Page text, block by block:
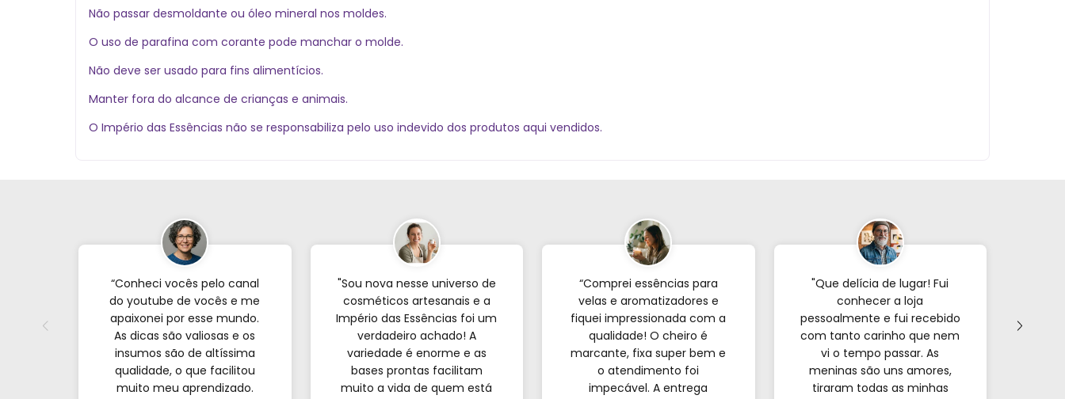
Não passar desmoldante ou óleo mineral nos moldes.
O uso de parafina com corante pode manchar o molde.
Não deve ser usado para fins alimentícios.
Manter fora do alcance de crianças e animais.
O Império das Essências não se responsabiliza pelo uso indevido dos produtos aqui vendidos.
“Conheci vocês pelo canal
do youtube de vocês e me
apaixonei por esse mundo.
As dicas são valiosas e os
insumos são de altíssima
qualidade, o que facilitou
muito meu aprendizado.
"Sou nova nesse universo de
cosméticos artesanais e a
Império das Essências foi um
verdadeiro achado! A
variedade é enorme e as
bases prontas facilitam
muito a vida de quem est
“Comprei essências para
velas e aromatizadores e
fiquei impressionada com a
qualidade! O cheiro é
marcante, fixa super bem e
o atendimento foi
impecável. A entrega
"Que delícia de lugar! Fui
conhecer a loja
pessoalmente e fui recebido
com tanto carinho que nem
vi o tempo passar. As
meninas são uns amores,
tiraram todas as minhas